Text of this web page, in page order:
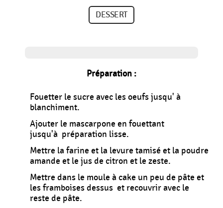
DESSERT
Préparation :
Fouetter le sucre avec les oeufs jusqu' à
blanchiment.
Ajouter le mascarpone en fouettant
jusqu'à préparation lisse.
Mettre la farine et la levure tamisé et la poudre
amande et le jus de citron et le zeste.
Mettre dans le moule à cake un peu de pâte et
les framboises dessus et recouvrir avec le
reste de pâte.